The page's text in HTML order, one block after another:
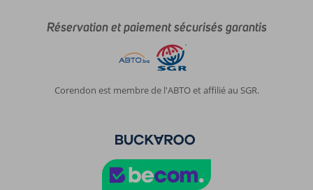
Réservation et paiement sécurisés garantis
Corendon est membre de l'ABTO et affilié au SGR.